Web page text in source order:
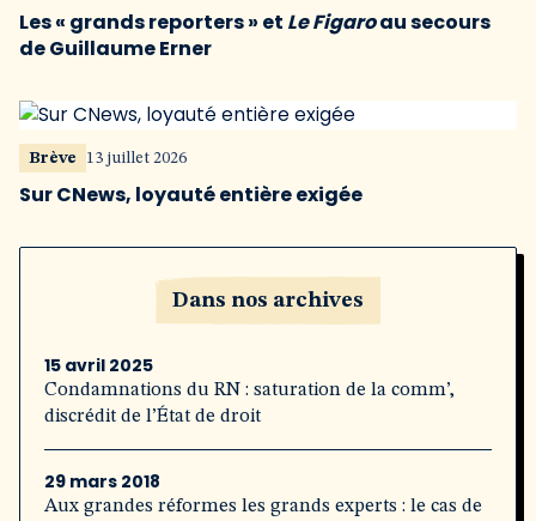
Les « grands reporters » et Le Figaroau secours
de Guillaume Erner
Brève 13 juillet 2026
Sur CNews, loyauté entière exigée
Dans nos archives
15 avril 2025
Condamnations du RN : saturation de la comm’,
discrédit de l’État de droit
29 mars 2018
Aux grandes réformes les grands experts : le cas de